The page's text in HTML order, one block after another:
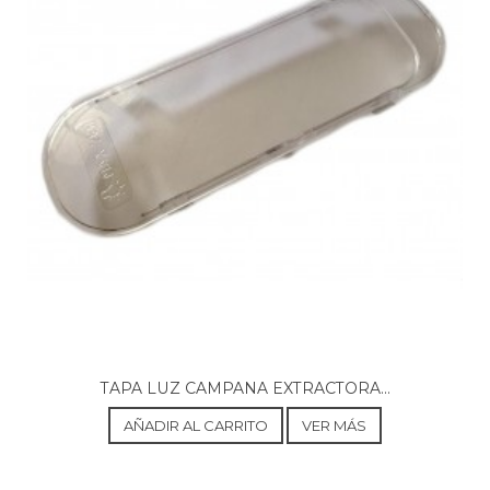
BOSCH, 0752200260(00) DHI632G
BOSCH, 0752200272(00) DHI630G
BOSCH, 075220027200
BOSCH, 0752200273(00)
BOSCH, 0752200273(00) DHI632G
BOSCH, DHI430G/01
BOSCH, DHI430G/02
BOSCH, DHI430G/03
BOSCH, DHI432G/01
BOSCH, DHI432G/02
BOSCH, DHI435G/04
BOSCH, DHI630G(00)
BOSCH, DHI630G/00
TAPA LUZ CAMPANA EXTRACTORA...
AÑADIR AL CARRITO VER MÁS